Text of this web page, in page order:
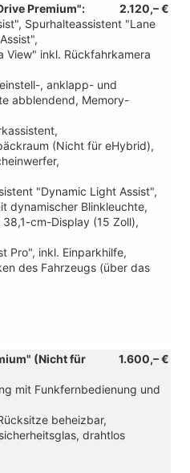
2.120,– €
Premium":
Spurhalteassistent "Lane
View" inkl. Rückfahrkamera
, anklapp- und
abblendend, Memory-
(Nicht für eHybrid),
"Dynamic Light Assist",
dynamischer Blinkleuchte,
cm-Display (15 Zoll),
Pro", inkl. Einparkhilfe,
des Fahrzeugs (über das
1.600,– €
(Nicht für
mit Funkfernbedienung und
beheizbar,
drahtlos